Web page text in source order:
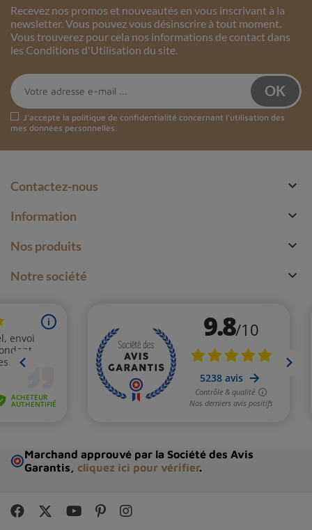
Recevez nos promos et nouveautés en vous inscrivant à la
newsletter. Vous pouvez vous désinscrire à tout moment.
Vous trouverez pour cela nos informations de contact dans
les Conditions d'Utilisation du site.
J'accepte la politique de confidentialité concernant l'utilisation des
mes données personnelles.
Contactez-nous 
Information 
Nos produits 
Notre société 
Marchand approuvé par la Société des Avis
Garantis, cliquez ici pour vérifier.